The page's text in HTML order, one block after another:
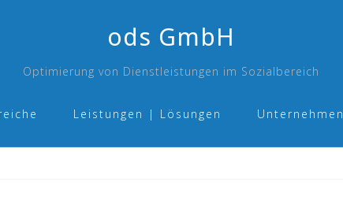
ods GmbH
Optimierung von Dienstleistungen im Sozialbereich
Leistungen | Lösungen Unternehmen